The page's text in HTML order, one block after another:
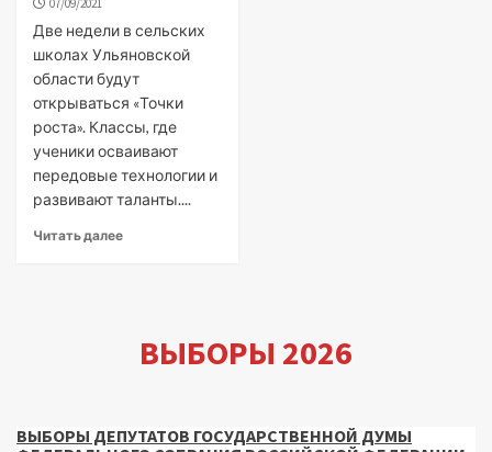
07/09/2021
Две недели в сельских
школах Ульяновской
области будут
открываться «Точки
роста». Классы, где
ученики осваивают
передовые технологии и
развивают таланты....
Читать далее
ВЫБОРЫ 2026
ВЫБОРЫ ДЕПУТАТОВ ГОСУДАРСТВЕННОЙ ДУМЫ